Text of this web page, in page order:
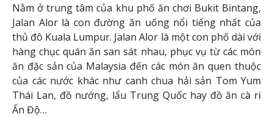
Nằm ở trung tâm của khu phố ăn chơi Bukit Bintang,
Jalan Alor là con đường ăn uống nổi tiếng nhất của
thủ đô Kuala Lumpur. Jalan Alor là một con phố dài với
hàng chục quán ăn san sát nhau, phục vụ từ các món
ăn đặc sản của Malaysia đến các món ăn quen thuộc
của các nước khác như canh chua hải sản Tom Yum
Thái Lan, đồ nướng, lẩu Trung Quốc hay đồ ăn cà ri
Ấn Độ…